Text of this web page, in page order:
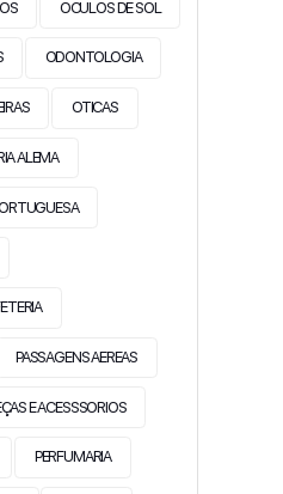
OCULOS DE SOL
ODONTOLOGIA
OTICAS
ALEMA
PASSAGENS AEREAS
E ACESSSORIOS
PERFUMARIA